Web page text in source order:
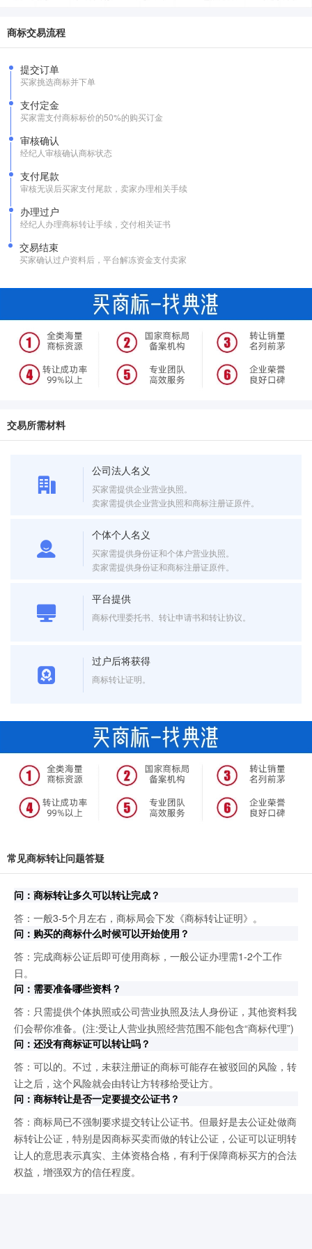
商标交易流程
提交订单
买家挑选商标并下单
支付定金
买家需支付商标标价的50%的购买订金
审核确认
经纪人审核确认商标状态
支付尾款
审核无误后买家支付尾款，卖家办理相关手续
办理过户
经纪人办理商标转让手续，交付相关证书
交易结束
买家确认过户资料后，平台解冻资金支付卖家
交易所需材料
公司法人名义
买家需提供企业营业执照。
卖家需提供企业营业执照和商标注册证原件。
个体个人名义
买家需提供身份证和个体户营业执照。
卖家需提供身份证和商标注册证原件。
平台提供
商标代理委托书、转让申请书和转让协议。
过户后将获得
商标转让证明。
常见商标转让问题答疑
问：商标转让多久可以转让完成？
答：一般3-5个月左右，商标局会下发《商标转让证明》。
问：购买的商标什么时候可以开始使用？
答：完成商标公证后即可使用商标，一般公证办理需1-2个工作
日。
问：需要准备哪些资料？
答：只需提供个体执照或公司营业执照及法人身份证，其他资料我
们会帮你准备。(注:受让人营业执照经营范围不能包含“商标代理”)
问：还没有商标证可以转让吗？
答：可以的。不过，未获注册证的商标可能存在被驳回的风险，转
让之后，这个风险就会由转让方转移给受让方。
问：商标转让是否一定要提交公证书？
答：商标局已不强制要求提交转让公证书。但最好是去公证处做商
标转让公证，特别是因商标买卖而做的转让公证，公证可以证明转
让人的意思表示真实、主体资格合格，有利于保障商标买方的合法
权益，增强双方的信任程度。